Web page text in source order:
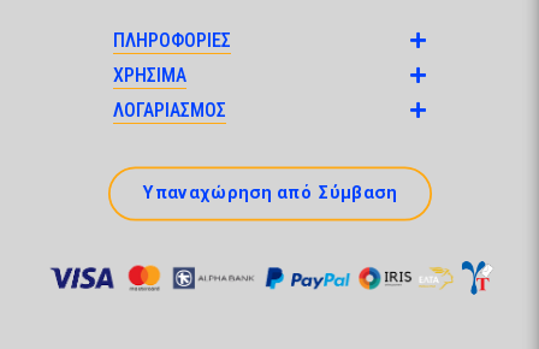
ΠΛΗΡΟΦΟΡΙΕΣ
ΧΡΗΣΙΜΑ
ΛΟΓΑΡΙΑΣΜΟΣ
Υπαναχώρηση από Σύμβαση